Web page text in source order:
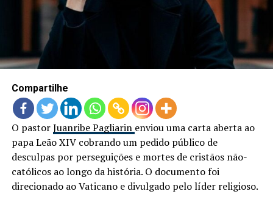
LANÇAMENTOS
Compartilhe
O pastorJuanribe Pagliarin enviou uma carta aberta ao
papa Leão XIV cobrando um pedido público de
desculpas por perseguições e mortes de cristãos não-
católicos ao longo da história. O documento foi
direcionado ao Vaticano e divulgado pelo líder religioso.